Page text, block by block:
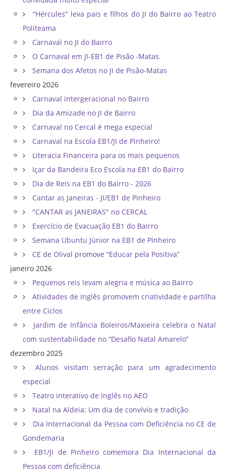
“Hércules” leva pais e filhos do JI do Bairro ao Teatro
Politeama
Carnaval no JI do Bairro
O Carnaval em JI-EB1 de Pisão -Matas.
Semana dos Afetos no JI de Pisão-Matas
fevereiro 2026
Carnaval intergeracional no Bairro
Dia da Amizade no JI de Bairro
Carnaval no Cercal é mega especial
Carnaval na Escola EB1/JI de Pinheiro!
Literacia Financeira para os mais pequenos
Içar da Bandeira Eco Escola na EB1 do Bairro
Dia de Reis na EB1 do Bairro - 2026
Cantar as Janeiras - JI/EB1 de Pinheiro
"CANTAR as JANEIRAS" no CERCAL
Exercício de Evacuação EB1 do Bairro
Semana Ubuntu Júnior na EB1 de Pinheiro
CE de Olival promove “Educar pela Positiva”
janeiro 2026
Pequenos reis levam alegria e música ao Bairro
Atividades de Inglês promovem criatividade e partilha
entre Ciclos
Jardim de Infância Boleiros/Maxieira celebra o Natal
com sustentabilidade no “Desafio Natal Amarelo”
dezembro 2025
Alunos visitam serração para um agradecimento
especial
Teatro interativo de Inglês no AEO
Natal na Aldeia: Um dia de convívio e tradição
Dia Internacional da Pessoa com Deficiência no CE de
Gondemaria
EB1/JI de Pinheiro comemora Dia Internacional da
Pessoa com deficiência